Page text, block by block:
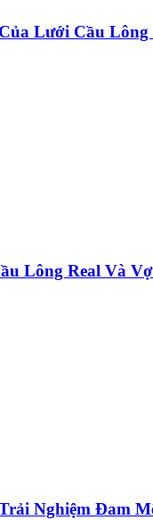
Lưới Cầu Lông
Lông Real Và
Nghiệm Đam